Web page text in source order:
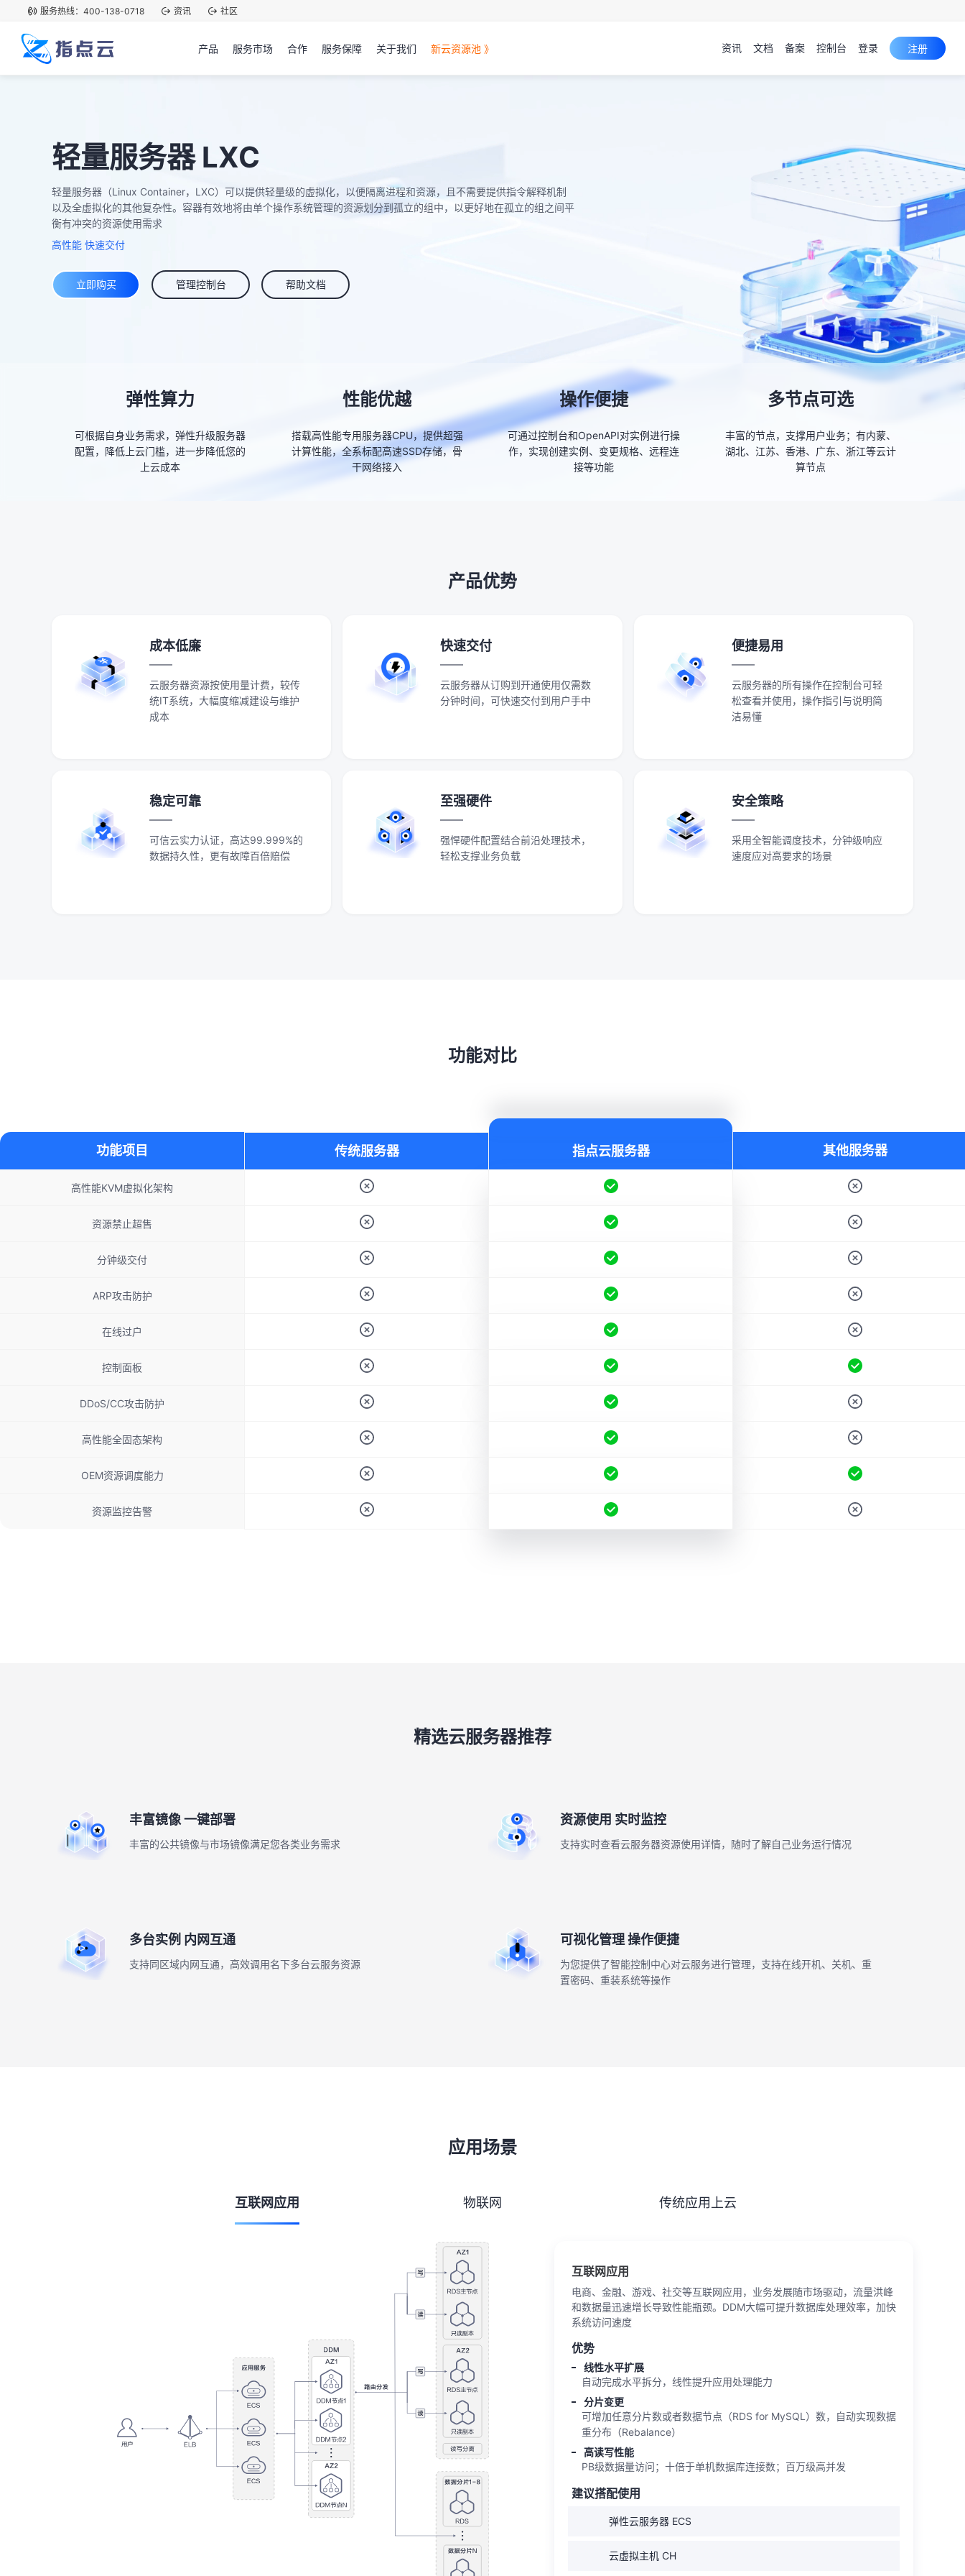
服务热线：400-138-0718 资讯 社区
产品 服务市场 合作 服务保障 关于我们 新云资源池 》 资讯 文档 备案 控制台 登录 注册
轻量服务器 LXC
轻量服务器（Linux Container，LXC）可以提供轻量级的虚拟化，以便隔离进程和资源，且不需要提供指令解释机制
以及全虚拟化的其他复杂性。容器有效地将由单个操作系统管理的资源划分到孤立的组中，以更好地在孤立的组之间平
衡有冲突的资源使用需求
高性能 快速交付
立即购买 管理控制台 帮助文档
弹性算力
可根据自身业务需求，弹性升级服务器
配置，降低上云门槛，进一步降低您的
上云成本
性能优越
搭载高性能专用服务器CPU，提供超强
计算性能，全系标配高速SSD存储，骨
干网络接入
操作便捷
可通过控制台和OpenAPI对实例进行操
作，实现创建实例、变更规格、远程连
接等功能
多节点可选
丰富的节点，支撑用户业务；有内蒙、
湖北、江苏、香港、广东、浙江等云计
算节点
产品优势
成本低廉
云服务器资源按使用量计费，较传
统IT系统，大幅度缩减建设与维护
成本
快速交付
云服务器从订购到开通使用仅需数
分钟时间，可快速交付到用户手中
便捷易用
云服务器的所有操作在控制台可轻
松查看并使用，操作指引与说明简
洁易懂
稳定可靠
可信云实力认证，高达99.999%的
数据持久性，更有故障百倍赔偿
至强硬件
强悍硬件配置结合前沿处理技术，
轻松支撑业务负载
安全策略
采用全智能调度技术，分钟级响应
速度应对高要求的场景
功能对比
功能项目 传统服务器 指点云服务器 其他服务器
高性能KVM虚拟化架构
资源禁止超售
分钟级交付
ARP攻击防护
在线过户
控制面板
DDoS/CC攻击防护
高性能全固态架构
OEM资源调度能力
资源监控告警
精选云服务器推荐
丰富镜像 一键部署
丰富的公共镜像与市场镜像满足您各类业务需求
资源使用 实时监控
支持实时查看云服务器资源使用详情，随时了解自己业务运行情况
多台实例 内网互通
支持同区域内网互通，高效调用名下多台云服务资源
可视化管理 操作便捷
为您提供了智能控制中心对云服务进行管理，支持在线开机、关机、重
置密码、重装系统等操作
应用场景
互联网应用 物联网 传统应用上云
互联网应用
电商、金融、游戏、社交等互联网应用，业务发展随市场驱动，流量洪峰
和数据量迅速增长导致性能瓶颈。DDM大幅可提升数据库处理效率，加快
系统访问速度
优势
线性水平扩展
自动完成水平拆分，线性提升应用处理能力
分片变更
可增加任意分片数或者数据节点（RDS for MySQL）数，自动实现数据
重分布（Rebalance）
高读写性能
PB级数据量访问；十倍于单机数据库连接数；百万级高并发
建议搭配使用
弹性云服务器 ECS
云虚拟主机 CH